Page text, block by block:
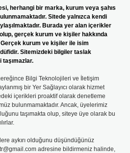
herhangi bir marka, kurum veya şahıs
Sitede yalnızca kendi
Burada yer alan içerikler
gerçek kurum ve kişiler hakkında
Gerçek kurum ve kişiler ile isim
Sitemizdeki bilgiler taslak
Bilgi Teknolojileri ve İletişim
bir Yer Sağlayıcı olarak hizmet
içerikleri proaktif olarak denetleme
bulunmamaktadır. Ancak, üyelerimiz
taşımakta olup, siteye üye olarak bu
aykırı olduğunu düşündüğünüz
adresine bildirmeniz halinde,